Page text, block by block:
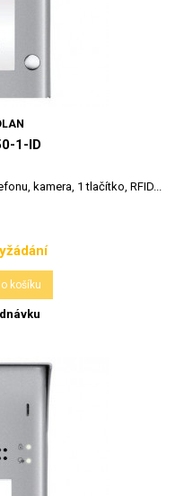
1-ID
kamera, 1 tlačítko, RFID...
košíku